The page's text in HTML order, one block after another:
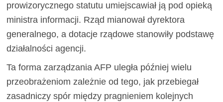
prowizorycznego statutu umiejscawiał ją pod opieką
ministra informacji. Rząd mianował dyrektora
generalnego, a dotacje rządowe stanowiły podstawę
działalności agencji.
Ta forma zarządzania AFP uległa później wielu
przeobrażeniom zależnie od tego, jak przebiegał
zasadniczy spór między pragnieniem kolejnych